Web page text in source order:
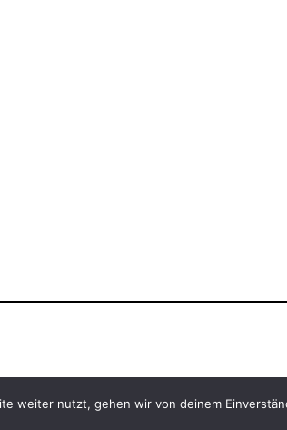
weiter nutzt, gehen wir von deinem